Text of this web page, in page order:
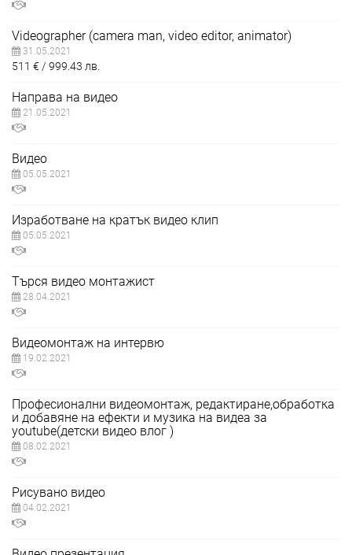
Videographer (camera man, video editor, animator)
31.05.2021
511 € 999.43 лв.
Направа на видео
21.05.2021
Видео
05.05.2021
Изработване на кратък видео клип
05.05.2021
Търся видео монтажист
28.04.2021
Видеомонтаж на интервю
19.02.2021
Професионални видеомонтаж, редактиране,обработка
и добавяне на ефекти и музика на видеа за
youtube(детски видео влог )
08.02.2021
Рисувано видео
04.02.2021